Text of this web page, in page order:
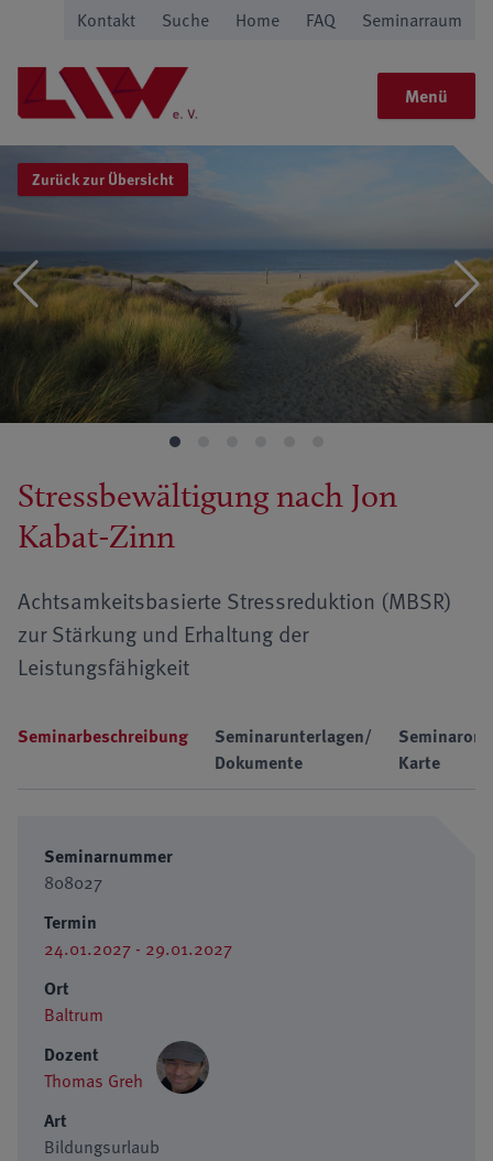
Kontakt Suche Home FAQ Seminarraum
Menü
Zurück zur Übersicht
Stressbewältigung nach Jon
Kabat-Zinn
Achtsamkeitsbasierte Stressreduktion (MBSR)
zur Stärkung und Erhaltung der
Leistungsfähigkeit
Seminarbeschreibung
Seminarunterlagen/
Dokumente
Seminarort/
Karte
Seminarnummer
808027
Termin
24.01.2027 - 29.01.2027
Ort
Baltrum
Dozent
Thomas Greh
Art
Bildungsurlaub